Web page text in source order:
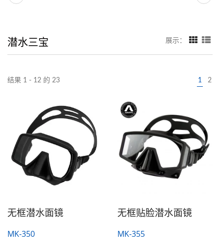
潜水三宝 展示：
结果 1 - 12 的 23 1 2
无框潜水面镜
MK-350
无框贴脸潜水面镜
MK-355